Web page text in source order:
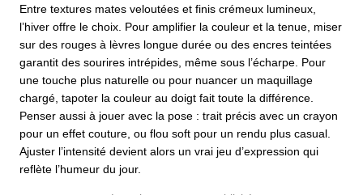
Entre textures mates veloutées et finis crémeux lumineux,
l’hiver offre le choix. Pour amplifier la couleur et la tenue, miser
sur des rouges à lèvres longue durée ou des encres teintées
garantit des sourires intrépides, même sous l’écharpe. Pour
une touche plus naturelle ou pour nuancer un maquillage
chargé, tapoter la couleur au doigt fait toute la différence.
Penser aussi à jouer avec la pose : trait précis avec un crayon
pour un effet couture, ou flou soft pour un rendu plus casual.
Ajuster l’intensité devient alors un vrai jeu d’expression qui
reflète l’humeur du jour.